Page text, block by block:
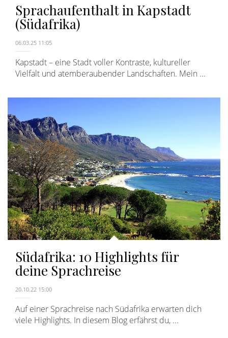
Sprachaufenthalt in Kapstadt
(Südafrika)
06.03.25 11:05
Kapstadt – eine Stadt voller Kontraste, kultureller
Vielfalt und atemberaubender Landschaften. Mein ...
Südafrika: 10 Highlights für
deine Sprachreise
20.10.22 15:00
Auf einer Sprachreise nach Südafrika erwarten dich
viele Highlights. In diesem Blog erfährst du, ...